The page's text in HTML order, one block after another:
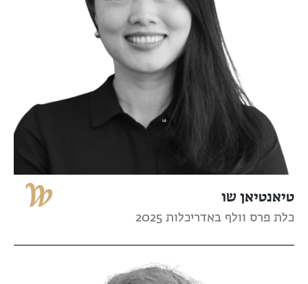
טיאנטיאן שו
כלת פרס וולף באדריכלות 2025